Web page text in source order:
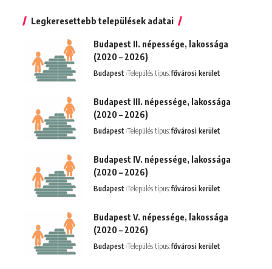
Legkeresettebb települések adatai
Budapest II. népessége, lakossága
(2020 – 2026)
Budapest Település típus:fővárosi kerület
Budapest III. népessége, lakossága
(2020 – 2026)
Budapest Település típus:fővárosi kerület
Budapest IV. népessége, lakossága
(2020 – 2026)
Budapest Település típus:fővárosi kerület
Budapest V. népessége, lakossága
(2020 – 2026)
Budapest Település típus:fővárosi kerület